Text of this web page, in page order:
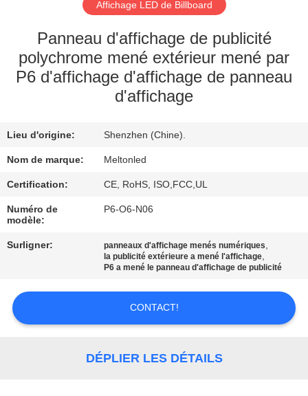
VISITE
D'USINE
QUALITÉ
COMPANY
NEWS
PLAN
SITE
Affichage LED de Billboard
Panneau d'affichage de publicité
polychrome mené extérieur mené par
P6 d'affichage d'affichage de panneau
d'affichage
Lieu d'origine: Shenzhen (Chine).
Nom de marque: Meltonled
Certification: CE, RoHS, ISO,FCC,UL
Numéro de
modèle:
P6-O6-N06
Surligner: panneaux d'affichage menés numériques,
la publicité extérieure a mené l'affichage,
P6 a mené le panneau d'affichage de publicité
CONTACT!
DÉPLIER LES DÉTAILS